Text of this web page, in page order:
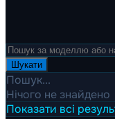
Шукати
Пошук...
Нічого не знайдено
Показати всі